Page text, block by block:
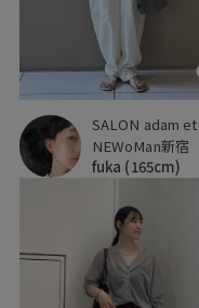
NEWoMan新宿
fuka (165cm)